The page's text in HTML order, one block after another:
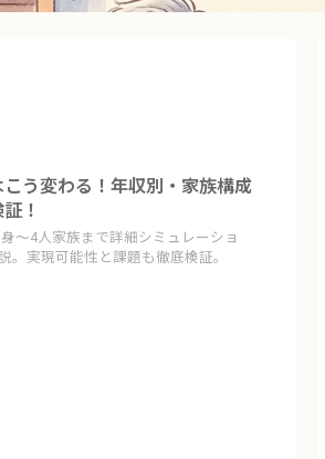
う変わる！年収別・家族構成
！
～4人家族まで詳細シミュレーショ
実現可能性と課題も徹底検証。